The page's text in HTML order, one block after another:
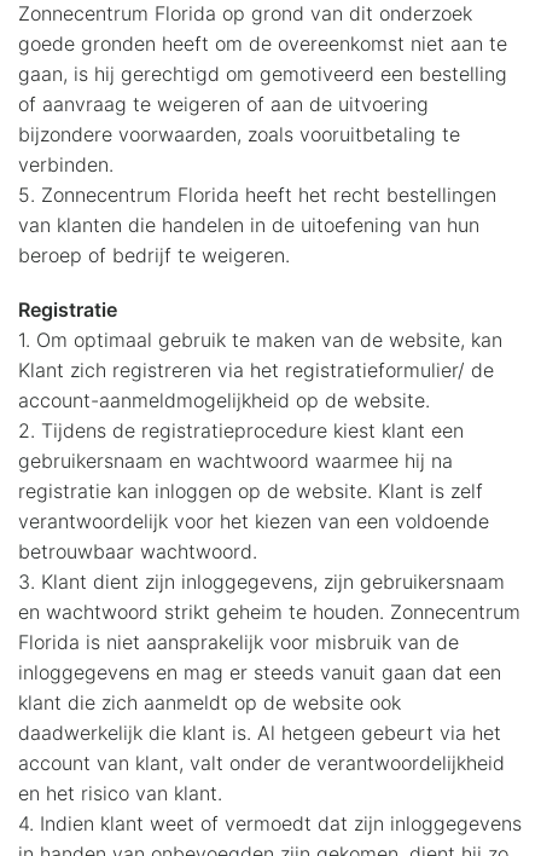
Zonnecentrum Florida op grond van dit onderzoek
goede gronden heeft om de overeenkomst niet aan te
gaan, is hij gerechtigd om gemotiveerd een bestelling
of aanvraag te weigeren of aan de uitvoering
bijzondere voorwaarden, zoals vooruitbetaling te
verbinden.
5. Zonnecentrum Florida heeft het recht bestellingen
van klanten die handelen in de uitoefening van hun
beroep of bedrijf te weigeren.
Registratie
1. Om optimaal gebruik te maken van de website, kan
Klant zich registreren via het registratieformulier/ de
account-aanmeldmogelijkheid op de website.
2. Tijdens de registratieprocedure kiest klant een
gebruikersnaam en wachtwoord waarmee hij na
registratie kan inloggen op de website. Klant is zelf
verantwoordelijk voor het kiezen van een voldoende
betrouwbaar wachtwoord.
3. Klant dient zijn inloggegevens, zijn gebruikersnaam
en wachtwoord strikt geheim te houden. Zonnecentrum
Florida is niet aansprakelijk voor misbruik van de
inloggegevens en mag er steeds vanuit gaan dat een
klant die zich aanmeldt op de website ook
daadwerkelijk die klant is. Al hetgeen gebeurt via het
account van klant, valt onder de verantwoordelijkheid
en het risico van klant.
4. Indien klant weet of vermoedt dat zijn inloggegevens